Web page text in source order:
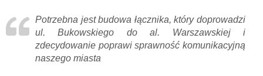
Potrzebna jest budowa łącznika, który doprowadzi
ul. Bukowskiego do al. Warszawskiej i
zdecydowanie poprawi sprawność komunikacyjną
naszego miasta